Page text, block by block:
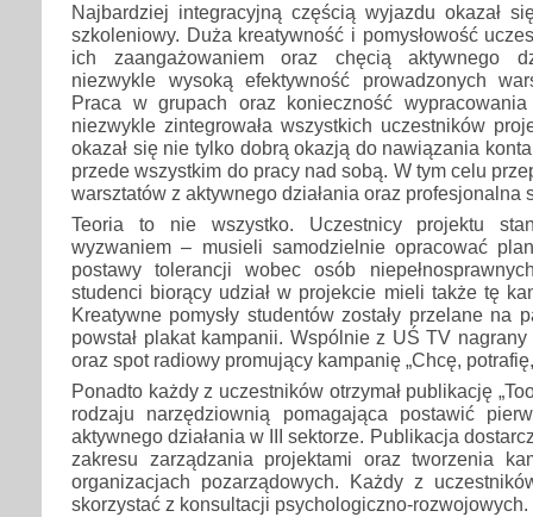
Najbardziej integracyjną częścią wyjazdu okazał
szkoleniowy. Duża kreatywność i pomysłowość
ich zaangażowaniem oraz chęcią aktywnego
niezwykle wysoką efektywność prowadzonych
Praca w grupach oraz konieczność wypracowania
niezwykle zintegrowała wszystkich uczestników
okazał się nie tylko dobrą okazją do nawiązania
przede wszystkim do pracy nad sobą. W tym celu
warsztatów z aktywnego działania oraz profesjonalna
Teoria to nie wszystko. Uczestnicy projektu
wyzwaniem – musieli samodzielnie opracować
postawy tolerancji wobec osób
studenci biorący udział w projekcie mieli także tę
Kreatywne pomysły studentów zostały przelane na
powstał plakat kampanii. Wspólnie z UŚ TV nagrany
oraz spot radiowy promujący kampanię „Chcę,
Ponadto każdy z uczestników otrzymał publikację
rodzaju narzędziownią pomagająca postawić
aktywnego działania w III sektorze. Publikacja
zakresu zarządzania projektami oraz tworzenia
organizacjach pozarządowych. Każdy z
skorzystać z konsultacji psychologiczno-rozwojowych.